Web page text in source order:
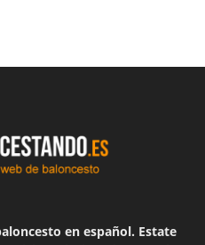
en español. Estate